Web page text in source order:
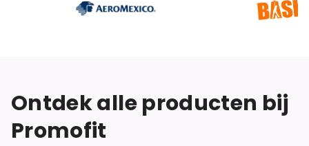
Ontdek alle producten bij
Promofit